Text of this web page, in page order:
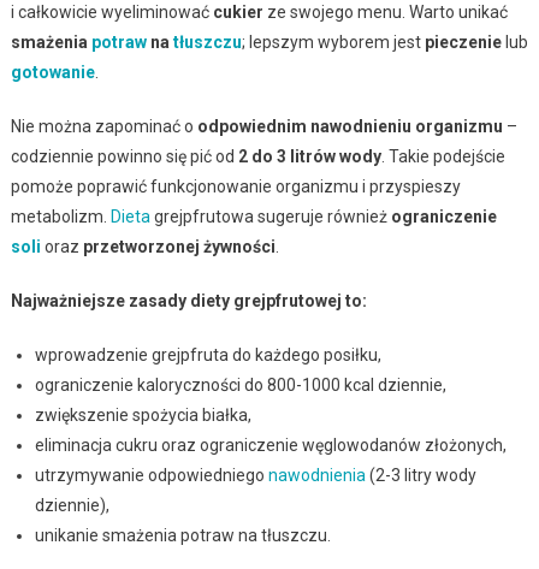
i całkowicie wyeliminować cukier ze swojego menu. Warto unikać
smażenia potrawna tłuszczu; lepszym wyborem jest pieczenielub
gotowanie.
Nie można zapominać o odpowiednim nawodnieniu organizmu –
codziennie powinno się pić od 2 do 3 litrów wody. Takie podejście
pomoże poprawić funkcjonowanie organizmu i przyspieszy
metabolizm. Dieta grejpfrutowa sugeruje również ograniczenie
soli oraz przetworzonej żywności
Najważniejsze zasady diety grejpfrutowej to:
wprowadzenie grejpfruta do każdego posiłku,
ograniczenie kaloryczności do 800-1000 kcal dziennie,
zwiększenie spożycia białka,
eliminacja cukru oraz ograniczenie węglowodanów złożonych,
utrzymywanie odpowiedniego nawodnienia (2-3 litry wody
dziennie),
unikanie smażenia potraw na tłuszczu.